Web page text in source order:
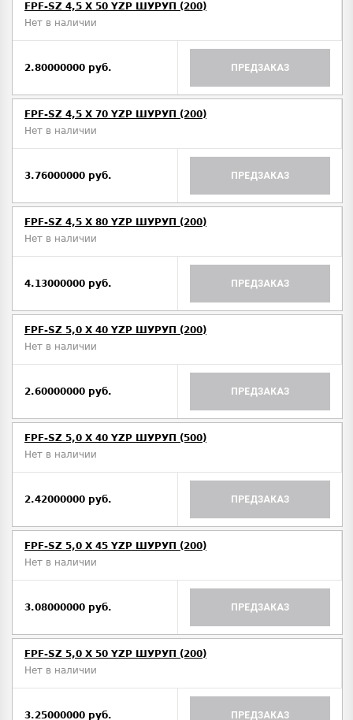
FPF-SZ 4,5 X 50 YZP ШУРУП (200)
Нет в наличии
2.80000000 руб. ПРЕДЗАКАЗ
FPF-SZ 4,5 X 70 YZP ШУРУП (200)
Нет в наличии
3.76000000 руб. ПРЕДЗАКАЗ
FPF-SZ 4,5 X 80 YZP ШУРУП (200)
Нет в наличии
4.13000000 руб. ПРЕДЗАКАЗ
FPF-SZ 5,0 X 40 YZP ШУРУП (200)
Нет в наличии
2.60000000 руб. ПРЕДЗАКАЗ
FPF-SZ 5,0 X 40 YZP ШУРУП (500)
Нет в наличии
2.42000000 руб. ПРЕДЗАКАЗ
FPF-SZ 5,0 X 45 YZP ШУРУП (200)
Нет в наличии
3.08000000 руб. ПРЕДЗАКАЗ
FPF-SZ 5,0 X 50 YZP ШУРУП (200)
Нет в наличии
3.25000000 руб. ПРЕДЗАКАЗ